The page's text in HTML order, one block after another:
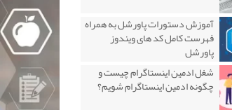
آموزش دستورات پاورشل به همراه
فهرست کامل کد های ویندوز
پاورشل
شغل ادمین اینستاگرام چیست و
چگونه ادمین اینستاگرام شویم؟